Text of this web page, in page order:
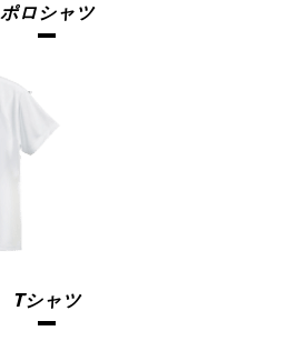
ポロシャツ
Tシャツ